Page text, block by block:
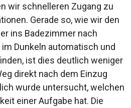
wir schnelleren Zugang zu
Gerade so, wie wir den
ins Badezimmer nach
Dunkeln automatisch und
ist dies deutlich weniger
direkt nach dem Einzug
wurde untersucht, welchen
einer Aufgabe hat. Die